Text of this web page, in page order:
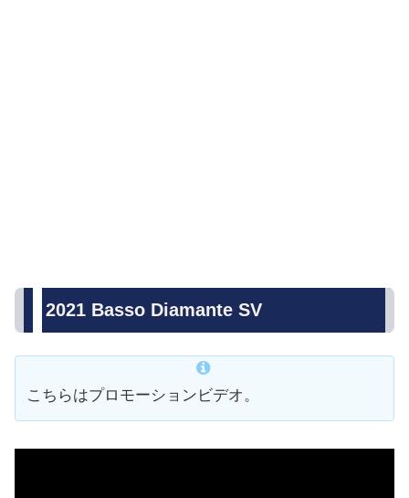
2021 Basso Diamante SV
こちらはプロモーションビデオ。